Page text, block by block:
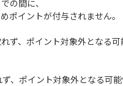
の間に、
ポイントが付与されません。
ず、ポイント対象外となる可
ポイント対象外となる可能